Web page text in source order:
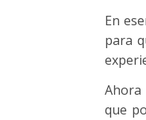
En
para
Ahora
que